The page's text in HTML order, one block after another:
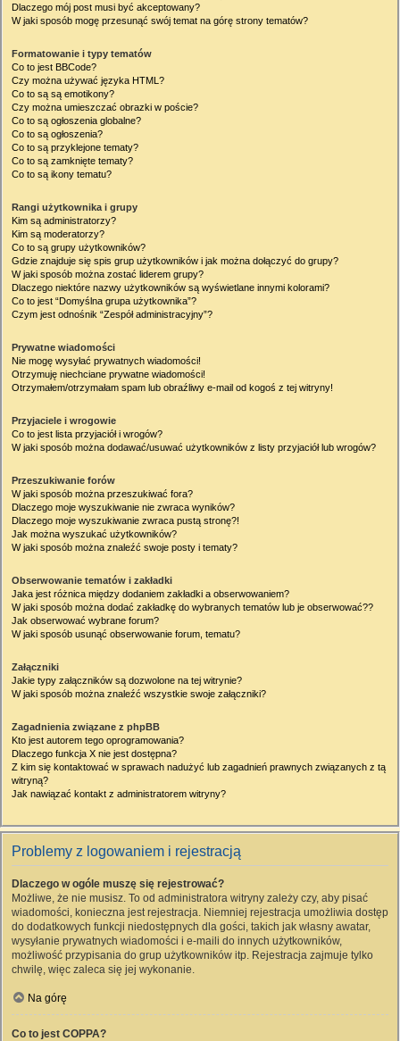
Dlaczego mój post musi być akceptowany?
W jaki sposób mogę przesunąć swój temat na górę strony tematów?
Formatowanie i typy tematów
Co to jest BBCode?
Czy można używać języka HTML?
Co to są są emotikony?
Czy można umieszczać obrazki w poście?
Co to są ogłoszenia globalne?
Co to są ogłoszenia?
Co to są przyklejone tematy?
Co to są zamknięte tematy?
Co to są ikony tematu?
Rangi użytkownika i grupy
Kim są administratorzy?
Kim są moderatorzy?
Co to są grupy użytkowników?
Gdzie znajduje się spis grup użytkowników i jak można dołączyć do grupy?
W jaki sposób można zostać liderem grupy?
Dlaczego niektóre nazwy użytkowników są wyświetlane innymi kolorami?
Co to jest “Domyślna grupa użytkownika”?
Czym jest odnośnik “Zespół administracyjny”?
Prywatne wiadomości
Nie mogę wysyłać prywatnych wiadomości!
Otrzymuję niechciane prywatne wiadomości!
Otrzymałem/otrzymałam spam lub obraźliwy e-mail od kogoś z tej witryny!
Przyjaciele i wrogowie
Co to jest lista przyjaciół i wrogów?
W jaki sposób można dodawać/usuwać użytkowników z listy przyjaciół lub wrogów?
Przeszukiwanie forów
W jaki sposób można przeszukiwać fora?
Dlaczego moje wyszukiwanie nie zwraca wyników?
Dlaczego moje wyszukiwanie zwraca pustą stronę?!
Jak można wyszukać użytkowników?
W jaki sposób można znaleźć swoje posty i tematy?
Obserwowanie tematów i zakładki
Jaka jest różnica między dodaniem zakładki a obserwowaniem?
W jaki sposób można dodać zakładkę do wybranych tematów lub je obserwować??
Jak obserwować wybrane forum?
W jaki sposób usunąć obserwowanie forum, tematu?
Załączniki
Jakie typy załączników są dozwolone na tej witrynie?
W jaki sposób można znaleźć wszystkie swoje załączniki?
Zagadnienia związane z phpBB
Kto jest autorem tego oprogramowania?
Dlaczego funkcja X nie jest dostępna?
Z kim się kontaktować w sprawach nadużyć lub zagadnień prawnych związanych z tą
witryną?
Jak nawiązać kontakt z administratorem witryny?
Problemy z logowaniem i rejestracją
Dlaczego w ogóle muszę się rejestrować?
Możliwe, że nie musisz. To od administratora witryny zależy czy, aby pisać
wiadomości, konieczna jest rejestracja. Niemniej rejestracja umożliwia dostęp
do dodatkowych funkcji niedostępnych dla gości, takich jak własny awatar,
wysyłanie prywatnych wiadomości i e-maili do innych użytkowników,
możliwość przypisania do grup użytkowników itp. Rejestracja zajmuje tylko
chwilę, więc zaleca się jej wykonanie.
Na górę
Co to jest COPPA?